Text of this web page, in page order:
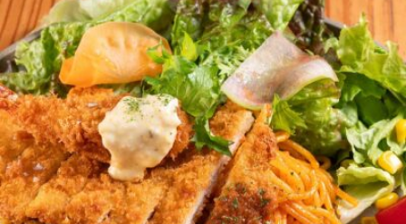
습니다. 양식의 정석！ 오므라이스는 부드러운 계란이 일품 양식
의 대표요리인 오므라이스는 버터를 풍부하게 사용한 부드러운 반
숙 계란이 일품입니다！ 『후와토로(폭신하고 부드러운) 오므라
이스（Fluffy Omelet Rice）』 １,１００엔（세금 포함） 토마
토 소스로 맛을 낸 치킨라이스에는, 재료로 닭고기, 버섯, 양파를 사
용합니다. 버터 풍부한 계란과의 밸런스를 고려하여, 너무 무겁지
않은 맛으로 조절하였습니다. 소스는 ４가지가 있으며 『지카세이
(수제) 토마토（homemade tomato sauce）』『데미글라스
（demi-glace）』『카레 소스（curry sauce）』『하야시 소스
（a rich brown sauce often used in yoshoku dishes）』입니다.
Umami bites 편집부가 추천하는 『지카세이(수제) 토마토
（homemade tomato sauce）』는 여러 종류의 토마토를 조합함